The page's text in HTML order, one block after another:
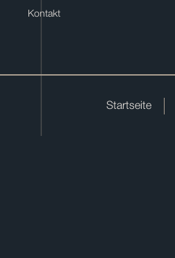
Kontakt
Startseite